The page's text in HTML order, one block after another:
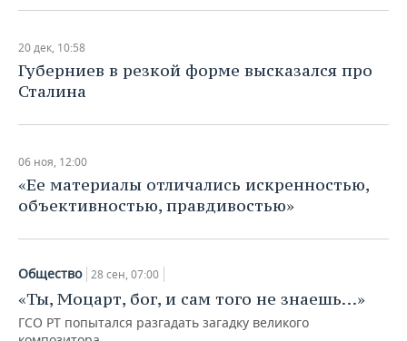
20 дек, 10:58
Губерниев в резкой форме высказался про
Сталина
06 ноя, 12:00
«Ее материалы отличались искренностью,
объективностью, правдивостью»
Общество 28 сен, 07:00
«Ты, Моцарт, бог, и сам того не знаешь…»
ГСО РТ попытался разгадать загадку великого